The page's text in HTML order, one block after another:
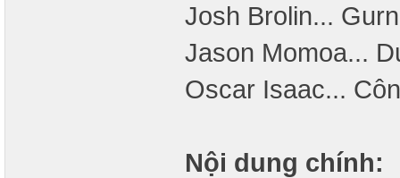
Josh Brolin...
Jason Momoa...
Oscar Isaac...
Nội dung chính: